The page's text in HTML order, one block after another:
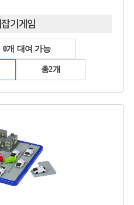
기게임
0개 대여 가능
총2개